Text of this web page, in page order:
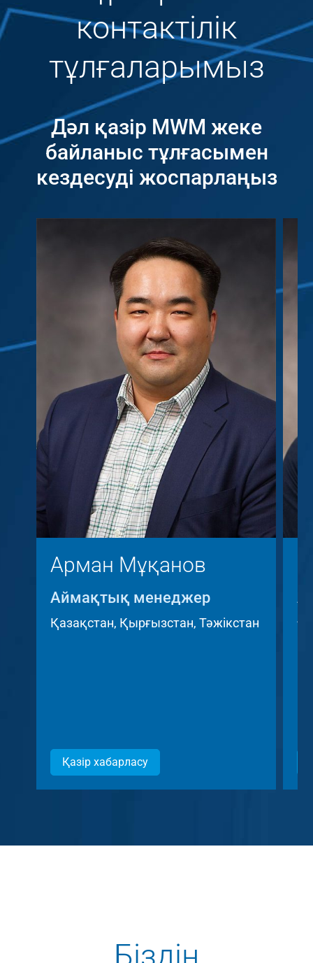
контактілік
тұлғаларымыз
Дәл қазір MWM жеке
байланыс тұлғасымен
кездесуді жоспарлаңыз
Арман Мұқанов
Аймақтық менеджер
Қазақстан, Қырғызстан, Тәжікстан
Қазір хабарласу